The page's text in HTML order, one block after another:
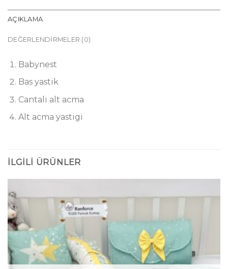
AÇIKLAMA
DEĞERLENDIRMELER (0)
Babynest
Bas yastik
Cantali alt acma
Alt acma yastigi
İLGILI ÜRÜNLER